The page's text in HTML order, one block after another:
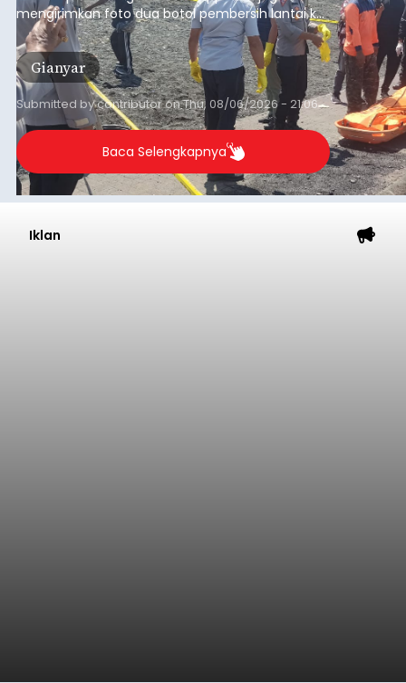
mengirimkan foto dua botol pembersih lantai ke
istrinya.
Gianyar
Submitted bycontributoronThu, 08/06/2026 - 21:06
Baca Selengkapnya
Iklan